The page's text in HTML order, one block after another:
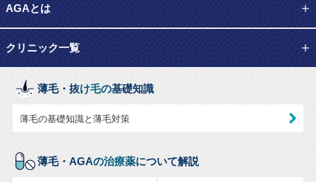
AGAとは
クリニック一覧
薄毛・抜け毛の基礎知識
薄毛の基礎知識と薄毛対策
薄毛・AGAの治療薬について解説